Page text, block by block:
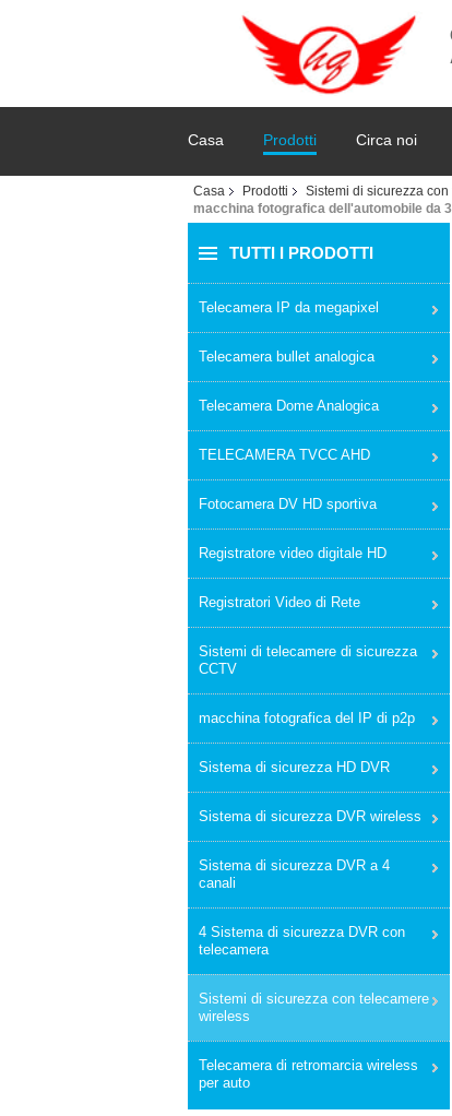
Casa Prodotti Circa noi
Casa Prodotti Sistemi di sicurezza
macchina fotografica dell'automobile da
TUTTI I PRODOTTI
Telecamera IP da megapixel
Telecamera bullet analogica
Telecamera Dome Analogica
TELECAMERA TVCC AHD
Fotocamera DV HD sportiva
Registratore video digitale HD
Registratori Video di Rete
Sistemi di telecamere di sicurezza
CCTV
macchina fotografica del IP di p2p
Sistema di sicurezza HD DVR
Sistema di sicurezza DVR wireless
Sistema di sicurezza DVR a 4
canali
4 Sistema di sicurezza DVR con
telecamera
Sistemi di sicurezza con telecamere
wireless
Telecamera di retromarcia wireless
per auto